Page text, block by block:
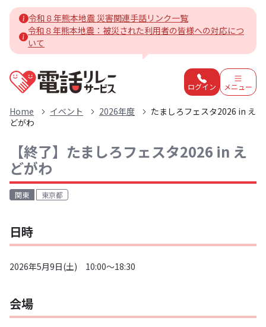
令和８年熊本地震 災害関連手話リンク一覧
令和８年熊本地震：被災された利用者の皆様への対応につ
いて
電話リレーサービスホーム ログイン メニュー
Home イベント 2026年度
たましろフェスタ2026 in え
どがわ
【終了】 たましろフェスタ2026 in え
どがわ
関東 東京都
日時
2026年5月9日(土) 10:00～18:30
会場